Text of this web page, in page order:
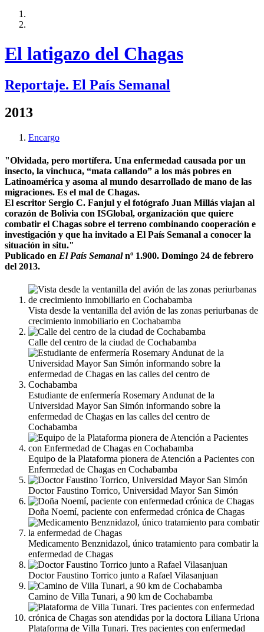
El latigazo del Chagas
Reportaje. El País Semanal
2013
Encargo
"Olvidada, pero mortífera. Una enfermedad causada por un
insecto, la vinchuca, “mata callando” a los más pobres en
Latinoamérica y asoma al mundo desarrollado de mano de las
migraciones. Es el mal de Chagas.
El escritor Sergio C. Fanjul y el fotógrafo Juan Millás viajan al
corazón de Bolivia con ISGlobal, organización que quiere
combatir el Chagas sobre el terreno combinando cooperación e
investigación y que ha invitado a El País Semanal a conocer la
situación in situ."
Publicado en El País Semanalnº 1.900. Domingo 24 de febrero
del 2013.
Vista desde la ventanilla del avión de las zonas periurbanas de
crecimiento inmobiliario en Cochabamba
Calle del centro de la ciudad de Cochabamba
Estudiante de enfermería Rosemary Andunat de la
Universidad Mayor San Simón informando sobre la
enfermedad de Chagas en las calles del centro de
Cochabamba
Equipo de la Plataforma pionera de Atención a Pacientes con
Enfermedad de Chagas en Cochabamba
Doctor Faustino Torrico, Universidad Mayor San Simón
Doña Noemí, paciente con enfermedad crónica de Chagas
Medicamento Benznidazol, único tratamiento para combatir la
enfermedad de Chagas
Doctor Faustino Torrico junto a Rafael Vilasanjuan
Camino de Villa Tunari, a 90 km de Cochabamba
Plataforma de Villa Tunari. Tres pacientes con enfermedad